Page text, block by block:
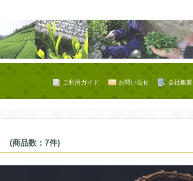
会社概要
お問い合せ
ご利用ガイド
(商品数：7件)